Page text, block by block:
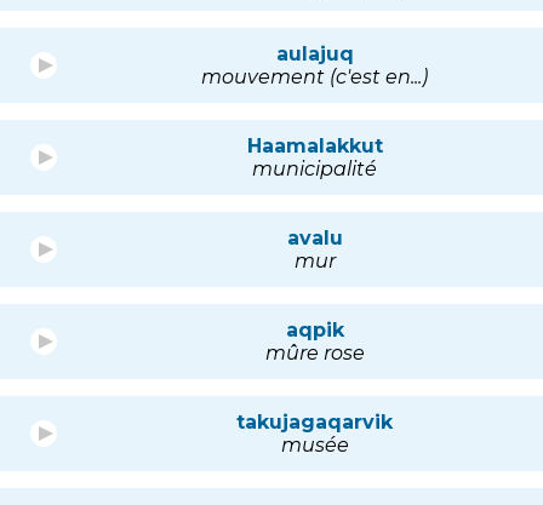
aulajuq
mouvement (c'est en...)
Haamalakkut
municipalité
avalu
mur
aqpik
mûre rose
takujagaqarvik
musée